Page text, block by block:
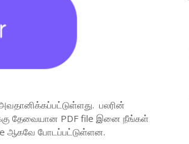
பலரின்
தேவையான PDF file இனை நீங்கள்
ஆகவே போடப்பட்டுள்ளன.